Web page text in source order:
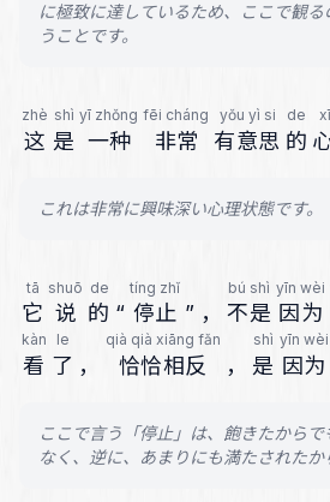
に極致に達しているため、ここで観
うことです。
zhè
这
shì
是
yī zhǒng
一种
fēi cháng
非常
yǒu yì si
有意思
de
的
これは非常に興味深い心理状態です。
tā
它
shuō
说
de
的 “
tíng zhǐ
停止 ” ，
bú shì
不是
yīn wèi
因为
kàn
看
le
了 ，
qià qià xiāng fǎn
恰恰相反 ，
shì
是
yīn wèi
因为
ここで言う「停止」は、飽きたから
なく、逆に、あまりにも満たされたか